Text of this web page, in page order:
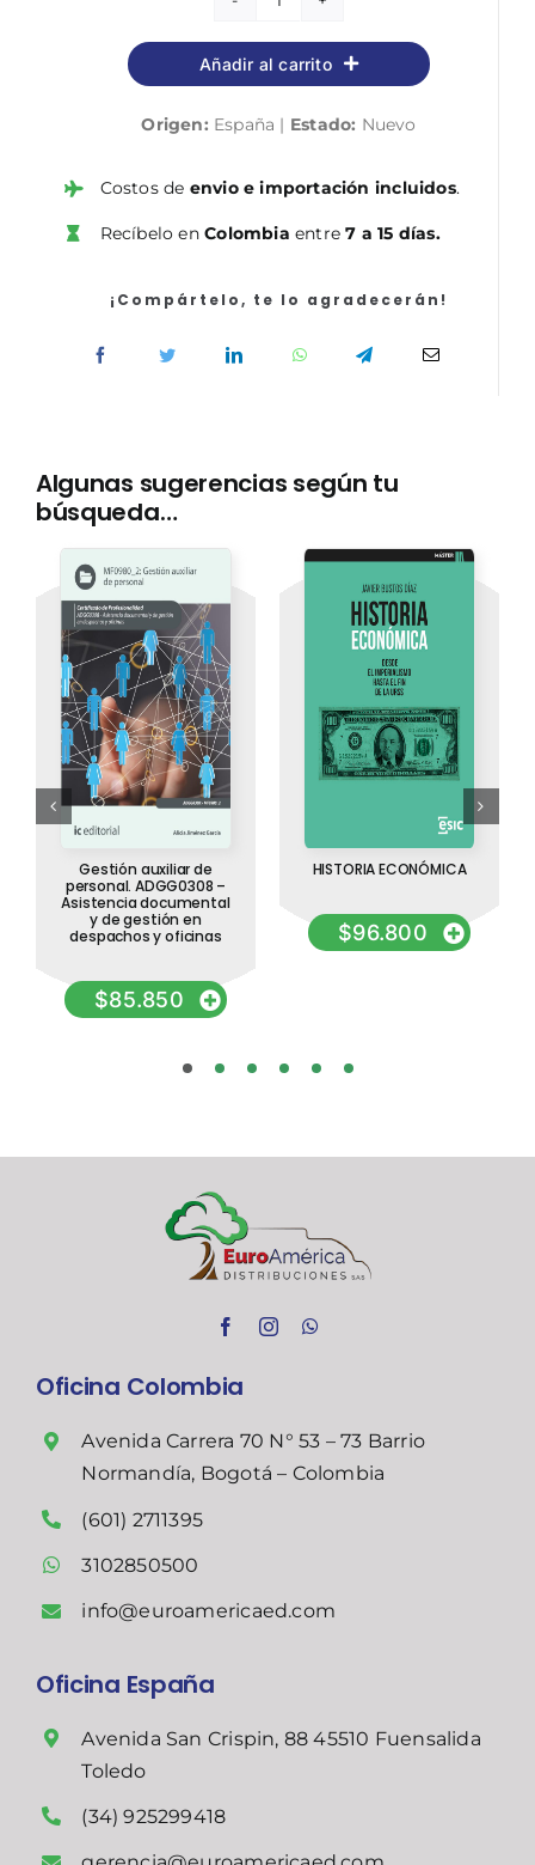
La
auditoría
legal
cuentas
cantidad
Añadir al carrito
Origen: España | Estado: Nuevo
Costos de envio e importación incluidos.
Recíbelo enColombia entre7 a 15 días.
¡Compártelo, te lo agradecerán!
Algunas sugerencias según tu
búsqueda…
Gestión auxiliar de
personal. ADGG0308 –
Asistencia documental
y de gestión en
despachos y oficinas
$85.850
HISTORIA ECONÓMICA
$96.800
Oficina Colombia
Avenida Carrera 70 N° 53 – 73 Barrio
Normandía, Bogotá – Colombia
(601) 2711395
3102850500
info@euroamericaed.com
Oficina España
Avenida San Crispin, 88 45510 Fuensalida
Toledo
(34) 925299418